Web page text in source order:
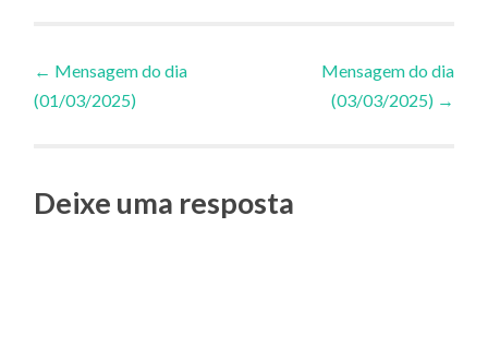
Navegação
de
Posts
← Mensagem do dia
(01/03/2025)
Mensagem do dia
(03/03/2025) →
Deixe uma resposta